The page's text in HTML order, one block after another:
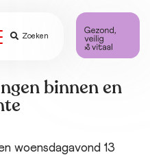
Zoeken
binnen en
woensdagavond 13